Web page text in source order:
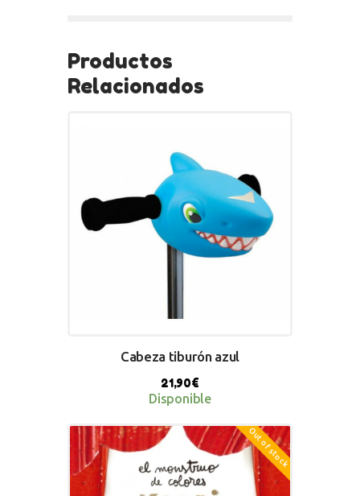
Productos
Relacionados
BUY NOW
Cabeza tiburón azul
21,90€
Disponible
Out of stock